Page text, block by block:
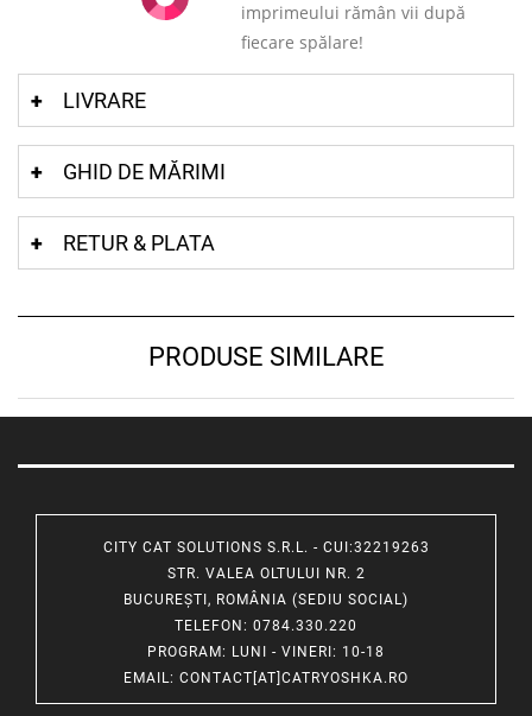
imprimeului rămân vii după
fiecare spălare!
LIVRARE
GHID DE MĂRIMI
RETUR & PLATA
PRODUSE SIMILARE
CITY CAT SOLUTIONS S.R.L. - CUI:32219263
STR. VALEA OLTULUI NR. 2
BUCUREȘTI, ROMÂNIA (SEDIU SOCIAL)
TELEFON : 0784.330.220
PROGRAM: LUNI - VINERI: 10-18
EMAIL: CONTACT[AT]CATRYOSHKA.RO